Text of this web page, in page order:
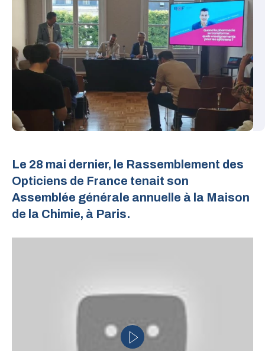
notre syndicat.
santé, formation, indépendance,
déontologie et environnement.
Explorez les parcours de formation pour
devenir opticien et découvrez quelques
témoignages de professionnels.
Le 28 mai dernier, le Rassemblement des
Opticiens de France tenait son
Assemblée générale annuelle à la Maison
de la Chimie, à Paris.